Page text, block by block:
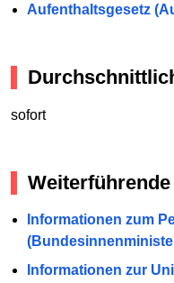
Aufenthaltsgesetz
sofort
Informationen zum
Informationen zur